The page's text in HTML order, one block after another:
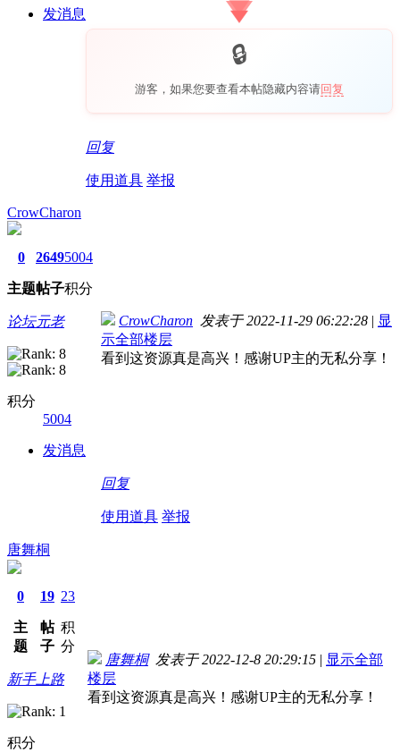
发消息
游客，如果您要查看本帖隐藏内容请回复
回复
使用道具 举报
CrowCharon
0
主题
2649
帖子
5004
积分
论坛元老
积分
5004
发消息
CrowCharon 发表于 2022-11-29 06:22:28 | 显
示全部楼层
看到这资源真是高兴！感谢UP主的无私分享！
回复
使用道具 举报
唐舞桐
0
主
题
19
帖
子
23
积
分
新手上路
积分
唐舞桐发表于 2022-12-8 20:29:15 | 显示全部
楼层
看到这资源真是高兴！感谢UP主的无私分享！